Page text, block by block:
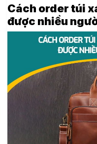
Cách order túi
được nhiều